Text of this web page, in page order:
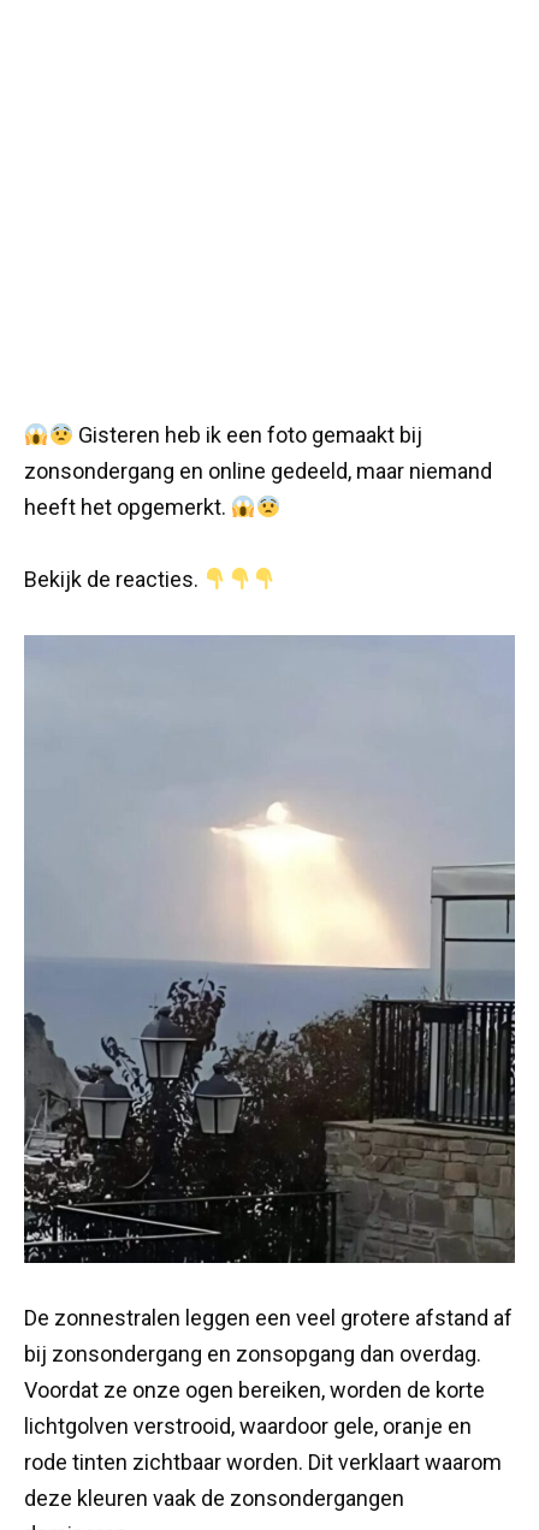
Gisteren heb ik een foto gemaakt bij
zonsondergang en online gedeeld, maar niemand
heeft het opgemerkt.
Bekijk de reacties.
De zonnestralen leggen een veel grotere afstand af
bij zonsondergang en zonsopgang dan overdag.
Voordat ze onze ogen bereiken, worden de korte
lichtgolven verstrooid, waardoor gele, oranje en
rode tinten zichtbaar worden. Dit verklaart waarom
deze kleuren vaak de zonsondergangen